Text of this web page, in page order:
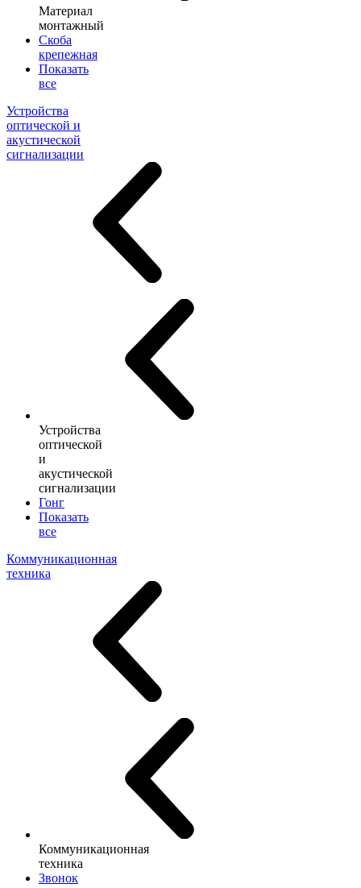
Материал
монтажный
Скоба
крепежная
Показать
все
Устройства
оптической и
акустической
сигнализации
Устройства
оптической
и
акустической
сигнализации
Гонг
Показать
все
Коммуникационная
техника
Коммуникационная
техника
Звонок